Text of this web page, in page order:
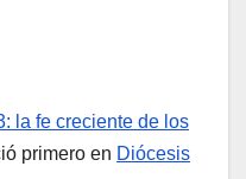
la fe creciente de los
primero en Diócesis